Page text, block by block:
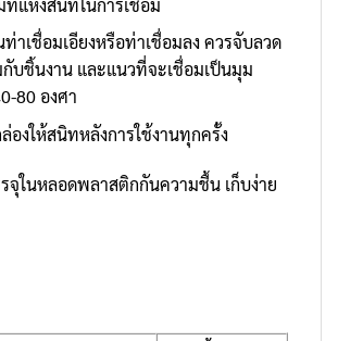
ที่แห้งสนิทในการเชื่อม
ท่าเชื่อมเอียงหรือท่าเชื่อมลง ควรจับลวด
บชิ้นงาน และแนวที่จะเชื่อมเป็นมุม
80 องศา
องให้สนิทหลังการใช้งานทุกครั้ง
จุในหลอดพลาสติกกันความชื้น เก็บง่าย